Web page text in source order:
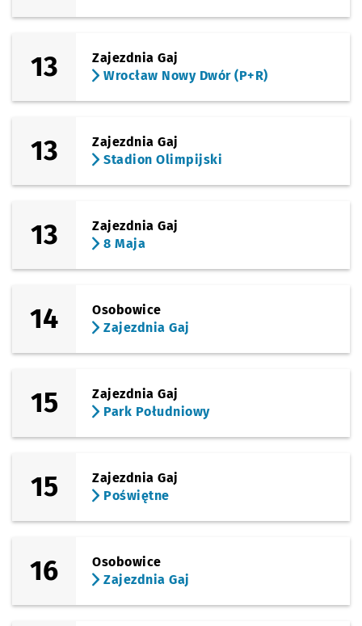
13
Zajezdnia Gaj
Wrocław Nowy Dwór (P+R)
13
Zajezdnia Gaj
Stadion Olimpijski
13
Zajezdnia Gaj
8 Maja
14
Osobowice
Zajezdnia Gaj
15
Zajezdnia Gaj
Park Południowy
15
Zajezdnia Gaj
Poświętne
16
Osobowice
Zajezdnia Gaj